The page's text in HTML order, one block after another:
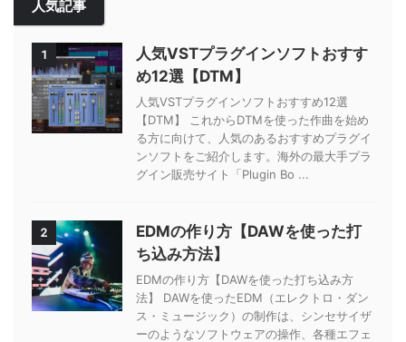
人気記事
1
人気VSTプラグインソフトおすす
め12選【DTM】
人気VSTプラグインソフトおすすめ12選
【DTM】 これからDTMを使った作曲を始め
る方に向けて、人気のあるおすすめプラグイ
ンソフトをご紹介します。海外の最大手プラ
グイン販売サイト「Plugin Bo ...
2
EDMの作り方【DAWを使った打
ち込み方法】
EDMの作り方【DAWを使った打ち込み方
法】 DAWを使ったEDM（エレクトロ・ダン
ス・ミュージック）の制作は、シンセサイザ
ーのようなソフトウェアの操作、各種エフェ